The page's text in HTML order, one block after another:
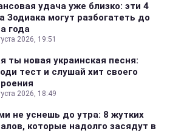
удача уже близко: эти 4
Зодиака могут разбогатеть до
года
2026, 19:51
ты новая украинская песня:
тест и слушай хит своего
2026, 18:49
не уснешь до утра: 8 жутких
которые надолго засядут в